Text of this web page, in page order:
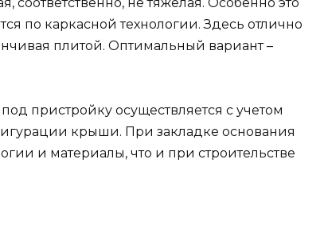
по каркасной технологии. Здесь отлично
плитой. Оптимальный вариант –
пристройку осуществляется с учетом
крыши. При закладке основания
и материалы, что и при строительстве